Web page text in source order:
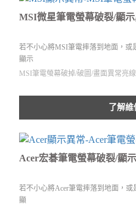
MSI微星筆電螢幕破裂/顯
若不小心將MSI筆電摔落到地面，或
顯示
MSI筆電螢幕破掉/破圖/畫面異常亮線
了解
Acer宏碁筆電螢幕破裂/顯
若不小心將Acer筆電摔落到地面，
顯